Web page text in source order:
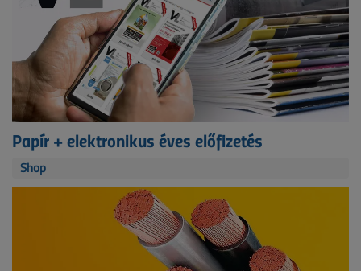
Papír + elektronikus éves előfizetés
Shop